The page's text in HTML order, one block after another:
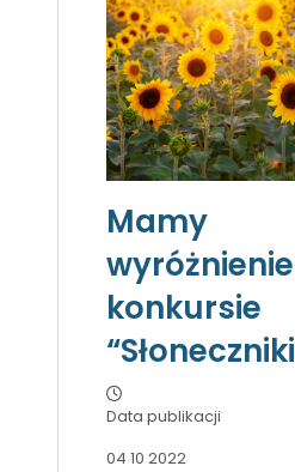
Mamy
konkursie
Data publikacji
04 10 2022